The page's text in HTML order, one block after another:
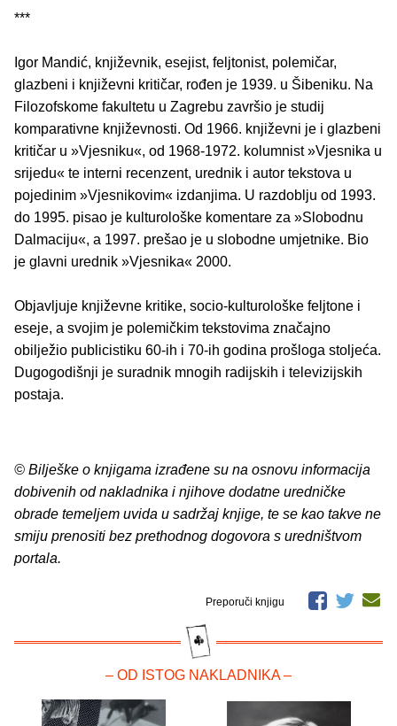
***
Igor Mandić, književnik, esejist, feljtonist, polemičar,
glazbeni i književni kritičar, rođen je 1939. u Šibeniku. Na
Filozofskome fakultetu u Zagrebu završio je studij
komparativne književnosti. Od 1966. književni je i glazbeni
kritičar u »Vjesniku«, od 1968-1972. kolumnist »Vjesnika u
srijedu« te interni recenzent, urednik i autor tekstova u
pojedinim »Vjesnikovim« izdanjima. U razdoblju od 1993.
do 1995. pisao je kulturološke komentare za »Slobodnu
Dalmaciju«, a 1997. prešao je u slobodne umjetnike. Bio
je glavni urednik »Vjesnika« 2000.
Objavljuje književne kritike, socio-kulturološke feljtone i
eseje, a svojim je polemičkim tekstovima značajno
obilježio publicistiku 60-ih i 70-ih godina prošloga stoljeća.
Dugogodišnji je suradnik mnogih radijskih i televizijskih
postaja.
© Bilješke o knjigama izrađene su na osnovu informacija
dobivenih od nakladnika i njihove dodatne uredničke
obrade temeljem uvida u sadržaj knjige, te se kao takve ne
smiju prenositi bez prethodnog dogovora s uredništvom
portala.
Preporuči knjigu
– OD ISTOG NAKLADNIKA –